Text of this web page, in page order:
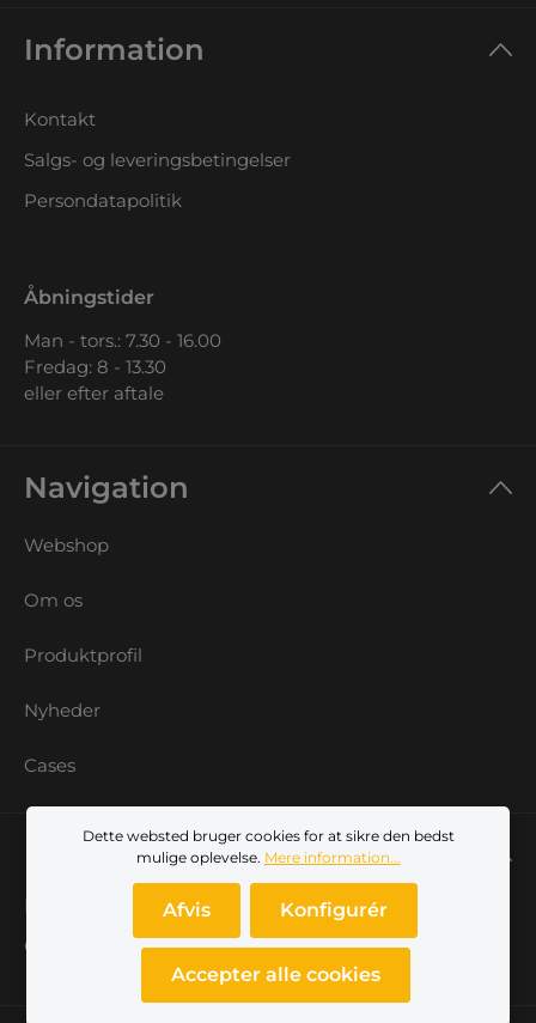
Information
Kontakt
Salgs- og leveringsbetingelser
Persondatapolitik
Åbningstider
Man - tors.: 7.30 - 16.00
Fredag: 8 - 13.30
eller efter aftale
Navigation
Webshop
Om os
Produktprofil
Nyheder
Cases
Min konto
Log ind
Opret dig som kunde
Dette websted bruger cookies for at sikre den bedst
mulige oplevelse. Mere information...
Afvis Konfigurér
Accepter alle cookies